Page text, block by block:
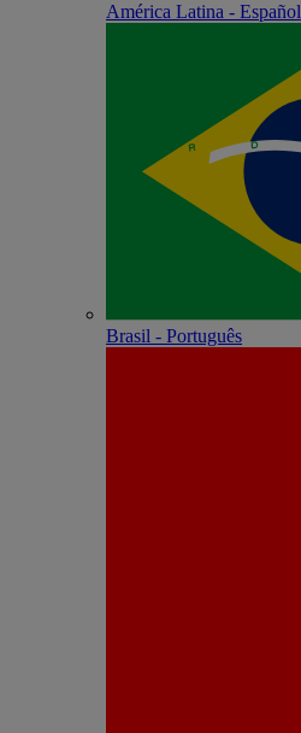
América Latina - Español
Brasil - Português